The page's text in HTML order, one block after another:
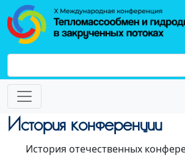
История конференции
История отечественных